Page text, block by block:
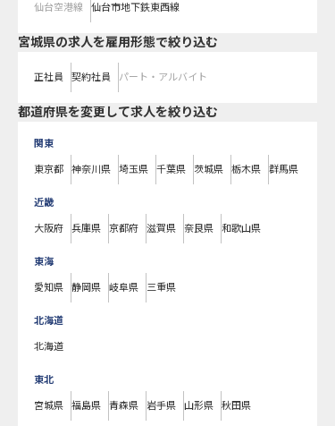
仙台空港線 仙台市地下鉄東西線
宮城県の求人を雇用形態で絞り込む
正社員 契約社員 パート・アルバイト
都道府県を変更して求人を絞り込む
関東
東京都 神奈川県 埼玉県 千葉県 茨城県 栃木県 群馬県
近畿
大阪府 兵庫県 京都府 滋賀県 奈良県 和歌山県
東海
愛知県 静岡県 岐阜県 三重県
北海道
北海道
東北
宮城県 福島県 青森県 岩手県 山形県 秋田県